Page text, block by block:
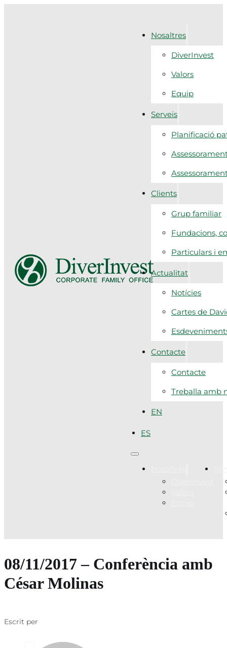
Nosaltres
DiverInvest
Valors
Equip
Serveis
Planificació
Clients
Grup familiar
Fundacions,
Particulars i
Actualitat
Notícies
Cartes de
Contacte
Contacte
Treballa amb
EN
ES
08/11/2017 – Conferència amb
César Molinas
Escrit per